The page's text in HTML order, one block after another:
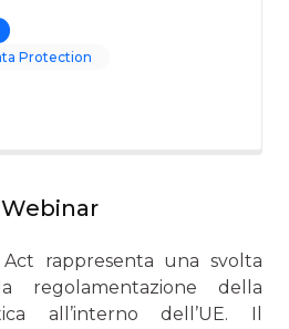
Protection
Act rappresenta una svolta
regolamentazione della
all’interno dell’UE. Il